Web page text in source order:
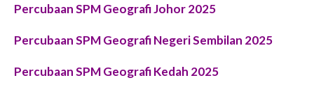
Percubaan SPM Geografi Johor 2025
Percubaan SPM Geografi Negeri Sembilan 2025
Percubaan SPM Geografi Kedah 2025